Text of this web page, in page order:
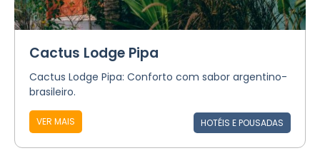
Cactus Lodge Pipa
Cactus Lodge Pipa: Conforto com sabor argentino-
brasileiro.
VER MAIS HOTÉIS E POUSADAS